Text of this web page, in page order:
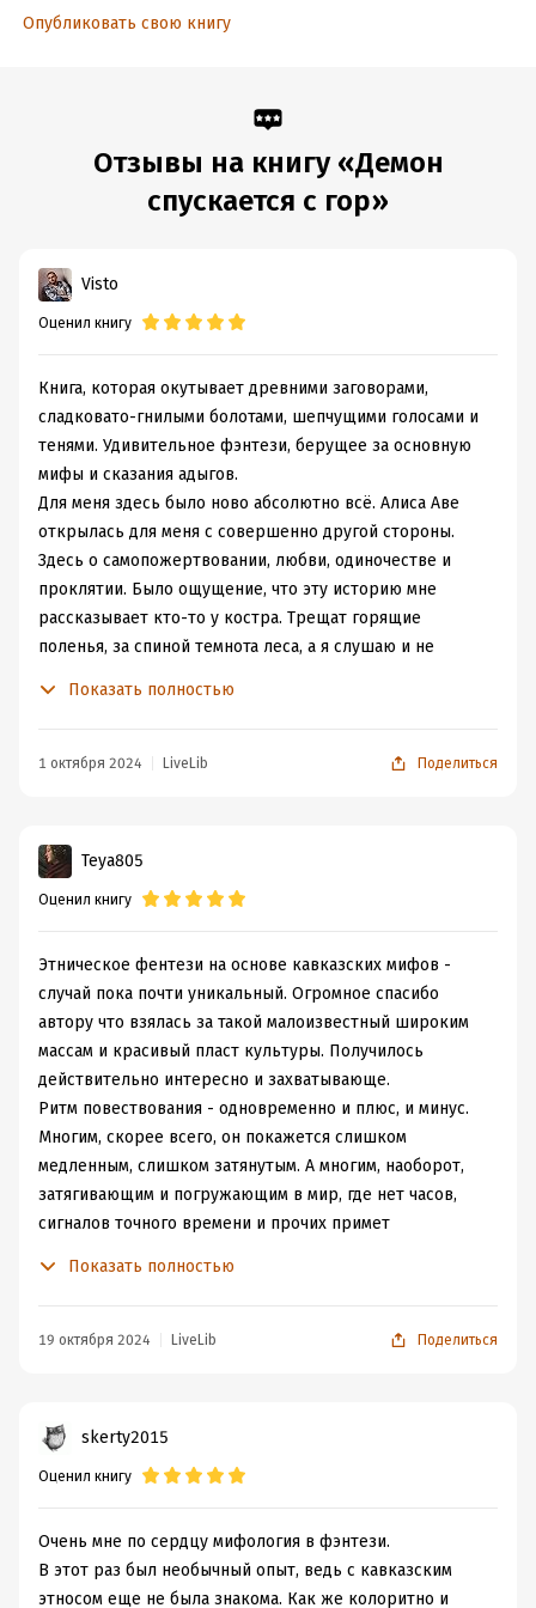
Опубликовать свою книгу
Отзывы на книгу «Демон
спускается с гор»
Visto
Оценил книгу
Книга, которая окутывает древними заговорами,
сладковато-гнилыми болотами, шепчущими голосами и
тенями. Удивительное фэнтези, берущее за основную
мифы и сказания адыгов.
Для меня здесь было ново абсолютно всё. Алиса Аве
открылась для меня с совершенно другой стороны.
Здесь о самопожертвовании, любви, одиночестве и
проклятии. Было ощущение, что эту историю мне
рассказывает кто-то у костра. Трещат горящие
поленья, за спиной темнота леса, а я слушаю и не
знаком с адыгскими сказаниями, но чувствуется, что
непривычного в жанре, то рекомендую попробовать.
Книга действительно выделяется.
Как-то так.
Показать полностью
1 октября 2024 LiveLib Поделиться
Teya805
Оценил книгу
Этническое фентези на основе кавказских мифов -
случай пока почти уникальный. Огромное спасибо
автору что взялась за такой малоизвестный широким
массам и красивый пласт культуры. Получилось
действительно интересно и захватывающе.
Ритм повествования - одновременно и плюс, и минус.
Многим, скорее всего, он покажется слишком
медленным, слишком затянутым. А многим, наоборот,
затягивающим и погружающим в мир, где нет часов,
сигналов точного времени и прочих примет
это тоже признак отличной стилизации.
спойлересли предполагалось что каждая женщина
долга выйти замуж и родить, то какие дети получатся
от безумного? Не логичнее было бы найти будущей
жениха?свернуть
Показать полностью
19 октября 2024 LiveLib Поделиться
skerty2015
Оценил книгу
Очень мне по сердцу мифология в фэнтези.
В этот раз был необычный опыт, ведь с кавказским
этносом еще не была знакома. Как же колоритно и